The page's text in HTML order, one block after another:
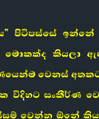
පිටිපස්සේ
කියලා
වෙනස්
විදිහට සංකීර්ණ
වෙන්න ඕනේ